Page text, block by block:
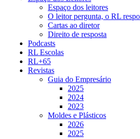
Espaço dos leitores
O leitor pergunta, o RL
Cartas ao diretor
Direito de resposta
Podcasts
RL Escolas
RL+65
Revistas
Guia do Empresário
2025
2024
2023
Moldes e Plásticos
2026
2025